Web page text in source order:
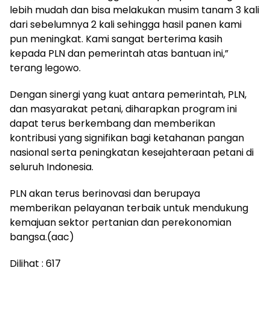
lebih mudah dan bisa melakukan musim tanam 3 kali
dari sebelumnya 2 kali sehingga hasil panen kami
pun meningkat. Kami sangat berterima kasih
kepada PLN dan pemerintah atas bantuan ini,”
terang legowo.
Dengan sinergi yang kuat antara pemerintah, PLN,
dan masyarakat petani, diharapkan program ini
dapat terus berkembang dan memberikan
kontribusi yang signifikan bagi ketahanan pangan
nasional serta peningkatan kesejahteraan petani di
seluruh Indonesia.
PLN akan terus berinovasi dan berupaya
memberikan pelayanan terbaik untuk mendukung
kemajuan sektor pertanian dan perekonomian
bangsa.(aac)
Dilihat : 617